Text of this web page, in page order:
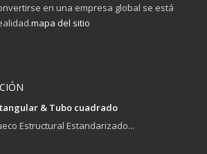
en una empresa global se está
mapa del sitio
& Tubo cuadrado
Estructural Estandarizado...